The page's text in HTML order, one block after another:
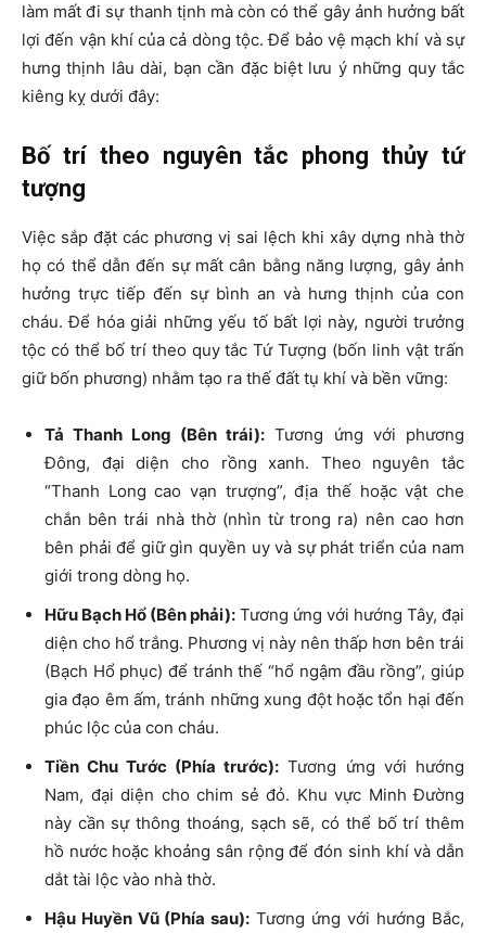
làm mất đi sự thanh tịnh mà còn có thể gây ảnh hưởng bất
lợi đến vận khí của cả dòng tộc. Để bảo vệ mạch khí và sự
hưng thịnh lâu dài, bạn cần đặc biệt lưu ý những quy tắc
kiêng kỵ dưới đây:
Bố trí theo nguyên tắc phong thủy tứ
tượng
Việc sắp đặt các phương vị sai lệch khi xây dựng nhà thờ
họ có thể dẫn đến sự mất cân bằng năng lượng, gây ảnh
hưởng trực tiếp đến sự bình an và hưng thịnh của con
cháu. Để hóa giải những yếu tố bất lợi này, người trưởng
tộc có thể bố trí theo quy tắc Tứ Tượng (bốn linh vật trấn
giữ bốn phương) nhằm tạo ra thế đất tụ khí và bền vững:
Tả Thanh Long (Bên trái): Tương ứng với phương
Đông, đại diện cho rồng xanh. Theo nguyên tắc
“Thanh Long cao vạn trượng”, địa thế hoặc vật che
chắn bên trái nhà thờ (nhìn từ trong ra) nên cao hơn
bên phải để giữ gìn quyền uy và sự phát triển của nam
giới trong dòng họ.
Hữu Bạch Hổ (Bên phải): Tương ứng với hướng Tây, đại
diện cho hổ trắng. Phương vị này nên thấp hơn bên trái
(Bạch Hổ phục) để tránh thế “hổ ngậm đầu rồng”, giúp
gia đạo êm ấm, tránh những xung đột hoặc tổn hại đến
phúc lộc của con cháu.
Tiền Chu Tước (Phía trước): Tương ứng với hướng
Nam, đại diện cho chim sẻ đỏ. Khu vực Minh Đường
này cần sự thông thoáng, sạch sẽ, có thể bố trí thêm
hồ nước hoặc khoảng sân rộng để đón sinh khí và dẫn
dắt tài lộc vào nhà thờ.
Hậu Huyền Vũ (Phía sau): Tương ứng với hướng Bắc,